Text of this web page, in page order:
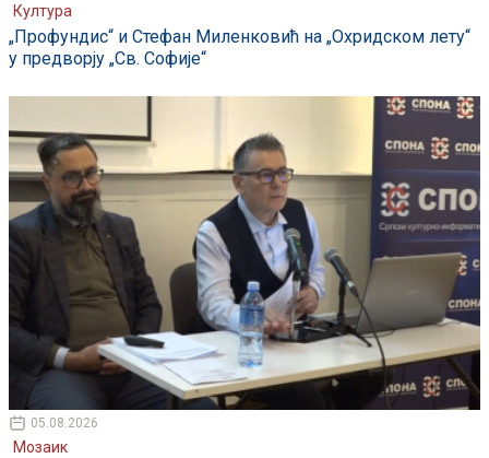
Култура
„Профундис“ и Стефан Миленковић на „Охридском лету“
у предворју „Св. Софије“
05.08.2026
Мозаик